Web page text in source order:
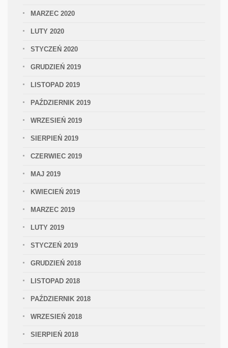
MARZEC 2020
LUTY 2020
STYCZEŃ 2020
GRUDZIEŃ 2019
LISTOPAD 2019
PAŹDZIERNIK 2019
WRZESIEŃ 2019
SIERPIEŃ 2019
CZERWIEC 2019
MAJ 2019
KWIECIEŃ 2019
MARZEC 2019
LUTY 2019
STYCZEŃ 2019
GRUDZIEŃ 2018
LISTOPAD 2018
PAŹDZIERNIK 2018
WRZESIEŃ 2018
SIERPIEŃ 2018